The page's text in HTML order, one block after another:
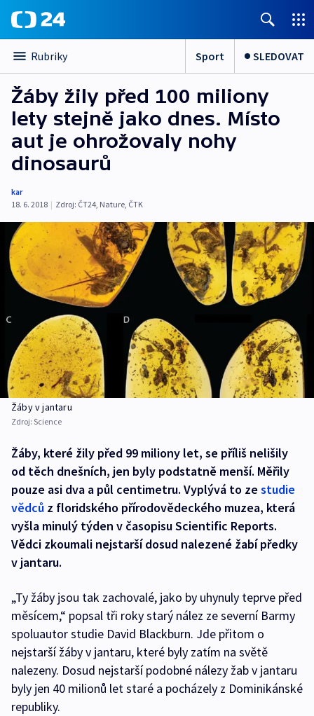
Rubriky Sport SLEDOVAT
Žáby žily před 100 miliony
lety stejně jako dnes. Místo
aut je ohrožovaly nohy
dinosaurů
kar
18. 6. 2018 | Zdroj: ČT24, Nature, ČTK
Žáby v jantaru
Zdroj: Science
Žáby, které žily před 99 miliony let, se příliš nelišily
od těch dnešních, jen byly podstatně menší. Měřily
pouze asi dva a půl centimetru. Vyplývá to ze studie
vědců z floridského přírodovědeckého muzea, která
vyšla minulý týden v časopisu Scientific Reports.
Vědci zkoumali nejstarší dosud nalezené žabí předky
v jantaru.
„Ty žáby jsou tak zachovalé, jako by uhynuly teprve před
měsícem,“ popsal tři roky starý nález ze severní Barmy
spoluautor studie David Blackburn. Jde přitom o
nejstarší žáby v jantaru, které byly zatím na světě
nalezeny. Dosud nejstarší podobné nálezy žab v jantaru
byly jen 40 milionů let staré a pocházely z Dominikánské
republiky.